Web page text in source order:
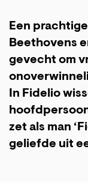
Een
Beethovens
gevecht om
In Fidelio
zet als man
geliefde uit